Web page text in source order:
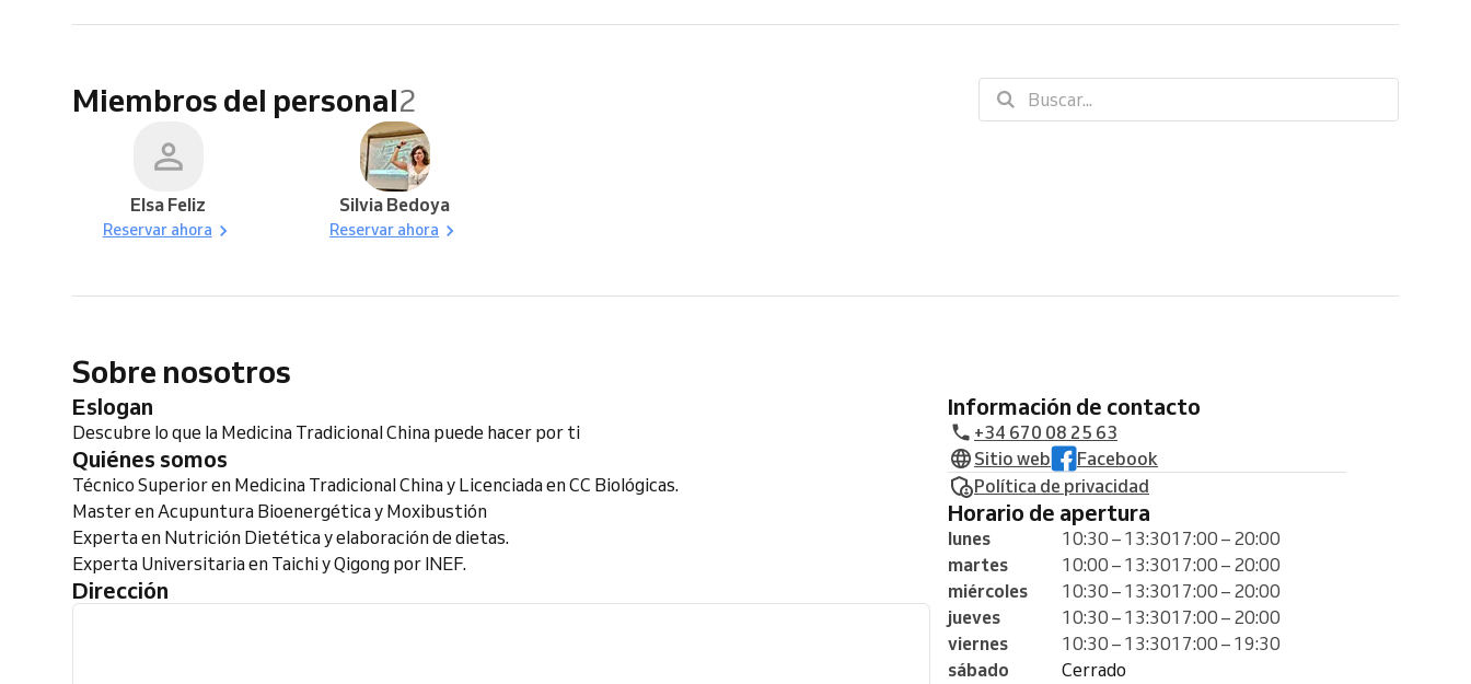
Miembros del personal2
Elsa Feliz
Reservar ahora
Silvia Bedoya
Reservar ahora
Sobre nosotros
Eslogan
Descubre lo que la Medicina Tradicional China puede hacer por ti
Quiénes somos
Técnico Superior en Medicina Tradicional China y Licenciada en CC Biológicas.
Master en Acupuntura Bioenergética y Moxibustión
Experta en Nutrición Dietética y elaboración de dietas.
Experta Universitaria en Taichi y Qigong por INEF.
Dirección
Información de contacto
+34 670 08 25 63
Sitio web
Facebook
Política de privacidad
Horario de apertura
lunes 10:30 – 13:3017:00 – 20:00
martes
10:00 – 13:3017:00 – 20:00
miércoles
10:30 – 13:3017:00 – 20:00
jueves
10:30 – 13:3017:00 – 20:00
viernes
10:30 – 13:3017:00 – 19:30
sábado
Cerrado